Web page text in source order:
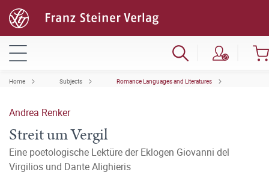
Home Subjects Romance Languages and Literatures
Andrea Renker
Streit um Vergil
Eine poetologische Lektüre der Eklogen Giovanni del
Virgilios und Dante Alighieris